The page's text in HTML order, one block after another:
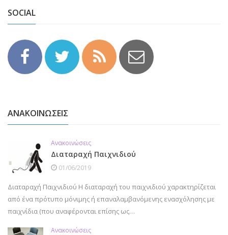
SOCIAL
ΑΝΑΚΟΙΝΩΣΕΙΣ
Ανακοινώσεις
Διαταραχή Παιχνιδιού
01/06/2019
Διαταραχή Παιχνιδιού Η διαταραχή του παιχνιδιού χαρακτηρίζεται
από ένα πρότυπο μόνιμης ή επαναλαμβανόμενης ενασχόλησης με
παιχνίδια (που αναφέρονται επίσης ως…
Ανακοινώσεις